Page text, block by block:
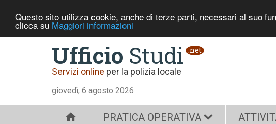
Questo sito utilizza cookie, anche di terze parti, necessari al suo
clicca su Maggiori informazioni
Ufficio Studi .net
Servizi online per la polizia locale
giovedì, 6 agosto 2026
PRATICA OPERATIVA